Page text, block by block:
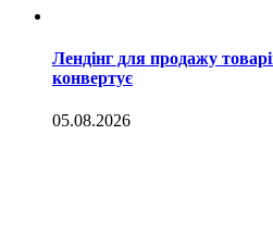
Лендінг для продажу
конвертує
05.08.2026